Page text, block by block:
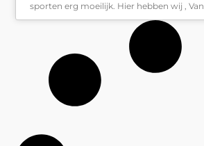
sporten erg moeilijk. Hier hebben wij , Van